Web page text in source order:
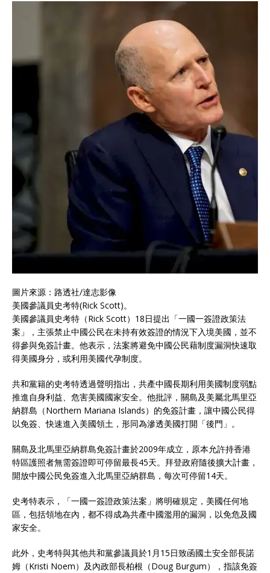
圖片來源：路透社/達志影像
美國參議員史考特(Rick Scott)。
美國參議員史考特（Rick Scott）18日提出「一國一簽證政策法
案」，主張禁止中國公民在未持有效簽證的情況下入境美國，並不
得參與免簽計畫。他表示，法案將避免中國公民藉制度漏洞快速取
得美國身分，或利用美國代孕制度。
共和黨籍的史考特透過聲明指出，共產中國長期利用美國制度弱點
推進自身利益、危害美國國家安全。他批評，關島及美屬北馬里亞
納群島（Northern Mariana Islands）的免簽計畫，讓中國公民得
以免簽、快速進入美國領土，形同為滲透美國打開「後門」。
關島及北馬里亞納群島免簽計畫於2009年成立，原本允許持香港
特區護照者無需簽證即可停留最長45天。拜登政府隨後擴大計畫，
開放中國公民免簽進入北馬里亞納群島，每次可停留14天。
史考特表示，「一國一簽證政策法案」將明確規定，美國任何地
區，包括領地在內，都不得成為共產中國濫用的漏洞，以免危及國
家安全。
此外，史考特與其他共和黨參議員於1月15日致函國土安全部長諾
姆（Kristi Noem）及內政部長柏根（Doug Burgum），指該免簽